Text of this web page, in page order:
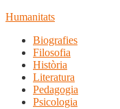
Humanitats
Biografies
Filosofia
Història
Literatura
Pedagogia
Psicologia